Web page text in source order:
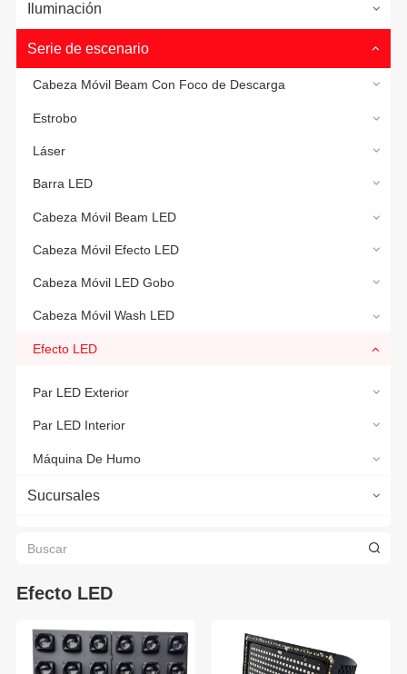
Iluminación
Serie de escenario
Cabeza Móvil Beam Con Foco de Descarga
Estrobo
Láser
Barra LED
Cabeza Móvil Beam LED
Cabeza Móvil Efecto LED
Cabeza Móvil LED Gobo
Cabeza Móvil Wash LED
Efecto LED
Par LED Exterior
Par LED Interior
Máquina De Humo
Sucursales
Efecto LED